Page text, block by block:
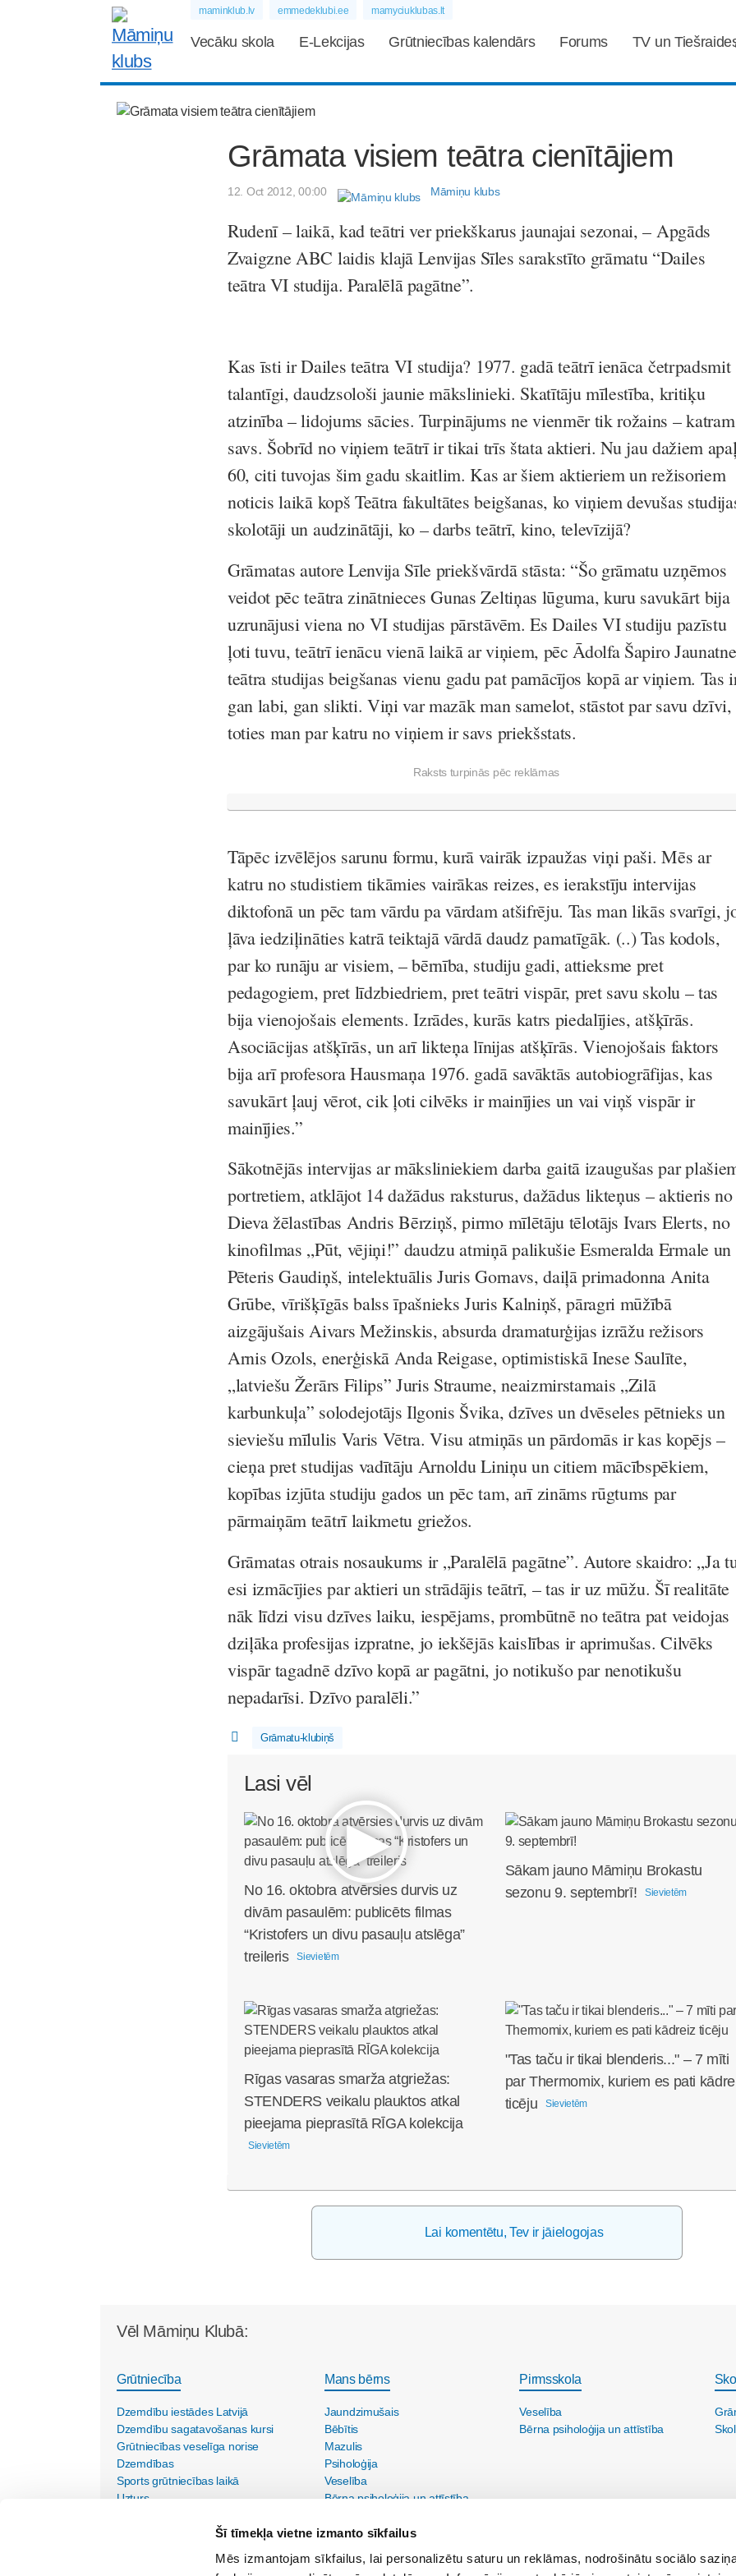
Šī tīmekļa vietne izmanto sīkfailus
Mēs izmantojam sīkfailus, lai personalizētu saturu un reklāmas, nodrošinātu sociālo
maminklub.lv emmedeklubi.ee mamyciuklubas.lt
Vecāku skola E-Lekcijas Grūtniecības kalendārs Forums TV un
Grāmata visiem teātra cienītājiem
12. Oct 2012, 00:00 Māmiņu klubs
Rudenī – laikā, kad teātri ver priekškarus jaunajai sezonai, – Apgāds
Zvaigzne ABC laidis klajā Lenvijas Sīles sarakstīto grāmatu “Dailes
teātra VI studija. Paralēlā pagātne”.
Kas īsti ir Dailes teātra VI studija? 1977. gadā teātrī ienāca četrpadsmit
talantīgi, daudzsološi jaunie mākslinieki. Skatītāju mīlestība, kritiķu
atzinība – lidojums sācies. Turpinājums ne vienmēr tik rožains – katram
savs. Šobrīd no viņiem teātrī ir tikai trīs štata aktieri. Nu jau dažiem
60, citi tuvojas šim gadu skaitlim. Kas ar šiem aktieriem un režisoriem
noticis laikā kopš Teātra fakultātes beigšanas, ko viņiem devušas
skolotāji un audzinātāji, ko – darbs teātrī, kino, televīzijā?
Grāmatas autore Lenvija Sīle priekšvārdā stāsta: “Šo grāmatu uzņēmos
veidot pēc teātra zinātnieces Gunas Zeltiņas lūguma, kuru savukārt bija
uzrunājusi viena no VI studijas pārstāvēm. Es Dailes VI studiju pazīstu
ļoti tuvu, teātrī ienācu vienā laikā ar viņiem, pēc Ādolfa Šapiro
teātra studijas beigšanas vienu gadu pat pamācījos kopā ar viņiem. Tas
gan labi, gan slikti. Viņi var mazāk man samelot, stāstot par savu dzīvi,
toties man par katru no viņiem ir savs priekšstats.
Raksts turpinās pēc reklāmas
Tāpēc izvēlējos sarunu formu, kurā vairāk izpaužas viņi paši. Mēs ar
katru no studistiem tikāmies vairākas reizes, es ierakstīju intervijas
diktofonā un pēc tam vārdu pa vārdam atšifrēju. Tas man likās svarīgi,
ļāva iedziļināties katrā teiktajā vārdā daudz pamatīgāk. (..) Tas kodols,
par ko runāju ar visiem, – bērnība, studiju gadi, attieksme pret
pedagogiem, pret līdzbiedriem, pret teātri vispār, pret savu skolu – tas
bija vienojošais elements. Izrādes, kurās katrs piedalījies, atšķīrās.
Asociācijas atšķīrās, un arī likteņa līnijas atšķīrās. Vienojošais faktors
bija arī profesora Hausmaņa 1976. gadā savāktās autobiogrāfijas, kas
savukārt ļauj vērot, cik ļoti cilvēks ir mainījies un vai viņš vispār ir
mainījies.”
Sākotnējās intervijas ar māksliniekiem darba gaitā izaugušas par
portretiem, atklājot 14 dažādus raksturus, dažādus likteņus – aktieris no
Dieva žēlastības Andris Bērziņš, pirmo mīlētāju tēlotājs Ivars Elerts, no
kinofilmas „Pūt, vējiņi!” daudzu atmiņā palikušie Esmeralda Ermale un
Pēteris Gaudiņš, intelektuālis Juris Gornavs, daiļā primadonna Anita
Grūbe, vīrišķīgās balss īpašnieks Juris Kalniņš, pāragri mūžībā
aizgājušais Aivars Mežinskis, absurda dramaturģijas izrāžu režisors
Arnis Ozols, enerģiskā Anda Reigase, optimistiskā Inese Saulīte,
„latviešu Žerārs Filips” Juris Straume, neaizmirstamais „Zilā
karbunkuļa” solodejotājs Ilgonis Švika, dzīves un dvēseles pētnieks un
sieviešu mīlulis Varis Vētra. Visu atmiņās un pārdomās ir kas kopējs –
cieņa pret studijas vadītāju Arnoldu Liniņu un citiem mācībspēkiem,
kopības izjūta studiju gados un pēc tam, arī zināms rūgtums par
pārmaiņām teātrī laikmetu griežos.
Grāmatas otrais nosaukums ir „Paralēlā pagātne”. Autore skaidro: „Ja
esi izmācījies par aktieri un strādājis teātrī, – tas ir uz mūžu. Šī realitāte
nāk līdzi visu dzīves laiku, iespējams, prombūtnē no teātra pat veidojas
dziļāka profesijas izpratne, jo iekšējās kaislības ir aprimušas. Cilvēks
vispār tagadnē dzīvo kopā ar pagātni, jo notikušo par nenotikušu
nepadarīsi. Dzīvo paralēli.”
Grāmatu-klubiņš
Lasi vēl
No 16. oktobra atvērsies durvis uz
divām pasaulēm: publicēts filmas
“Kristofers un divu pasauļu atslēga”
treileris
Sievietēm
Sākam jauno Māmiņu Brokastu
sezonu 9. septembrī!
Sievietēm
Rīgas vasaras smarža atgriežas:
STENDERS veikalu plauktos atkal
pieejama pieprasītā RĪGA kolekcija
Sievietēm
"Tas taču ir tikai blenderis..." – 7 mīti
par Thermomix, kuriem es pati
ticēju
Sievietēm
Lai komentētu, Tev ir jāielogojas
Vēl Māmiņu Klubā:
Grūtniecība
Dzemdību iestādes Latvijā
Dzemdību sagatavošanas kursi
Grūtniecības veselīga norise
Dzemdības
Sports grūtniecības laikā
Uzturs
Mans bērns
Jaundzimušais
Bēbītis
Mazulis
Psiholoģija
Veselība
Bērna psiholoģija un attīstība
Pirmsskola
Veselība
Bērna psiholoģija un attīstība